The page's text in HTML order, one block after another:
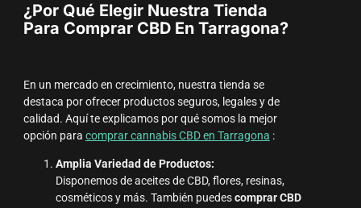
¿Por Qué Elegir Nuestra Tienda
Para Comprar CBD En Tarragona?
En un mercado en crecimiento, nuestra tienda se
destaca por ofrecer productos seguros, legales y de
calidad. Aquí te explicamos por qué somos la mejor
opción para comprar cannabis CBD en Tarragona :
Amplia Variedad de Productos:
Disponemos de aceites de CBD, flores, resinas,
cosméticos y más. También puedescomprar CBD